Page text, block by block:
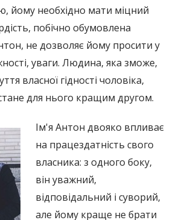
йому необхідно мати міцний
побічно обумовлена
не дозволяє йому просити у
уваги. Людина, яка зможе,
власної гідності чоловіка,
для нього кращим другом.
Ім'я Антон двояко впливає
на працездатність свого
власника: з одного боку,
він уважний,
відповідальний і суворий,
але йому краще не брати